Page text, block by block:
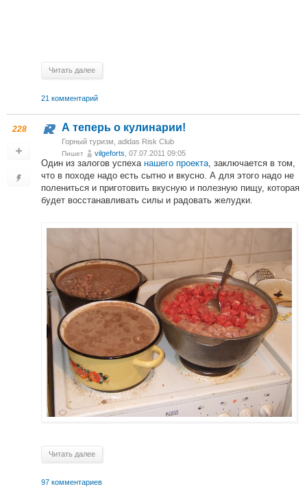
Читать далее
21 комментарий
228 А теперь о кулинарии!
Горный туризм adidas Risk Club
Пишет vilgeforts , 07.07.2011 09:05
Один из залогов успеха нашего проекта, заключается в том,
что в походе надо есть сытно и вкусно. А для этого надо не
полениться и приготовить вкусную и полезную пищу, которая
будет восстанавливать силы и радовать желудки.
Читать далее
97 комментариев